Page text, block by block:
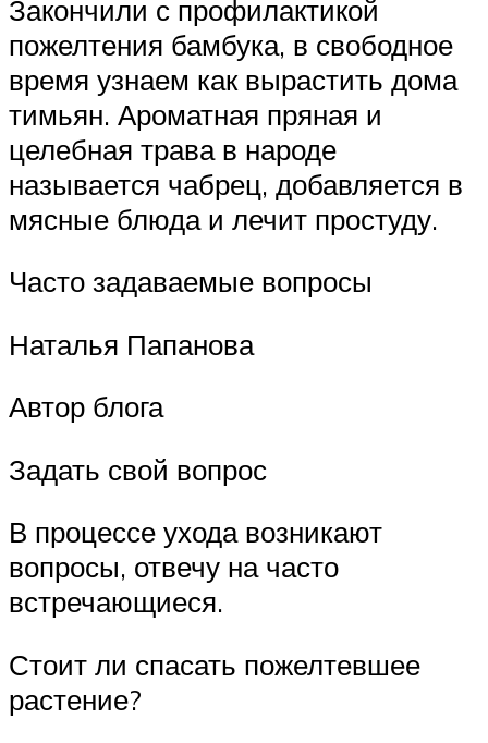
Закончили с профилактикой
пожелтения бамбука, в свободное
время узнаем как вырастить дома
тимьян. Ароматная пряная и
целебная трава в народе
называется чабрец, добавляется в
мясные блюда и лечит простуду.
Часто задаваемые вопросы
Наталья Папанова
Автор блога
Задать свой вопрос
В процессе ухода возникают
вопросы, отвечу на часто
встречающиеся.
Стоит ли спасать пожелтевшее
растение?